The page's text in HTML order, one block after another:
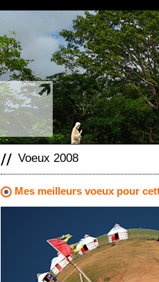
Voeux 2008
Mes meilleurs voeux pour